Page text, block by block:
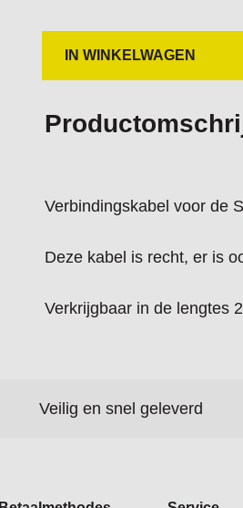
IN WINKELWAGEN
Verbindingskabel voor de
Deze kabel is recht, er is
Verkrijgbaar in de lengtes
Veilig en snel geleverd